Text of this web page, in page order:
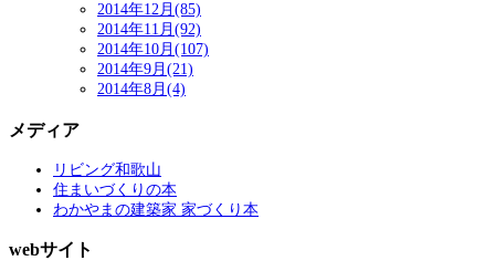
2014年12月(85)
2014年11月(92)
2014年10月(107)
2014年9月(21)
2014年8月(4)
メディア
リビング和歌山
住まいづくりの本
わかやまの建築家 家づくり本
webサイト